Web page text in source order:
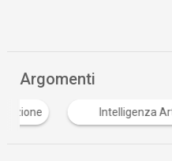
Argomenti
formazione